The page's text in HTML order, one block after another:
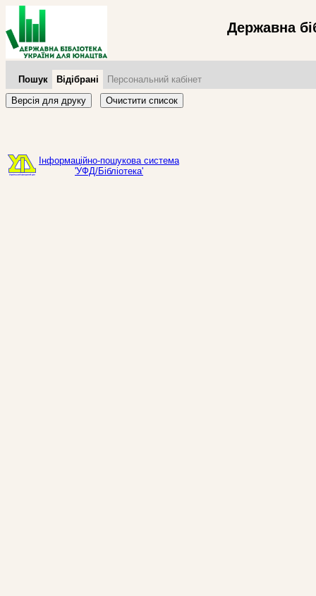
Державна
Пошук Відібрані
Персональний кабінет
Версія для друку
Очистити список
Інформаційно-пошукова система
'УФД/Бібліотека'